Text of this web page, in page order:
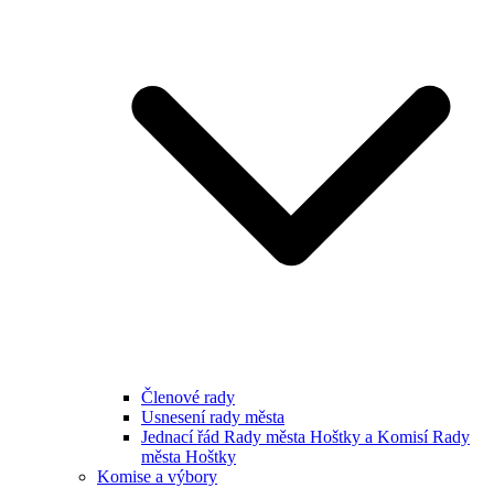
Členové rady
Usnesení rady města
Jednací řád Rady města Hoštky a Komisí Rady
města Hoštky
Komise a výbory